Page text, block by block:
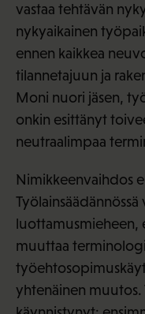
vastaa tehtävän
nykyaikainen
ennen kaikkea
tilannetajuun ja
Moni nuori jäsen,
onkin esittänyt
neutraalimpaa
Nimikkeenvaihdos
luottamusmieheen,
muuttaa
yhtenäinen muutos.